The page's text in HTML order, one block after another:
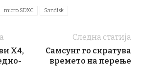
micro SDXC Sandisk
X4,
Следна статија
Самсунг го скратува
времето на перење